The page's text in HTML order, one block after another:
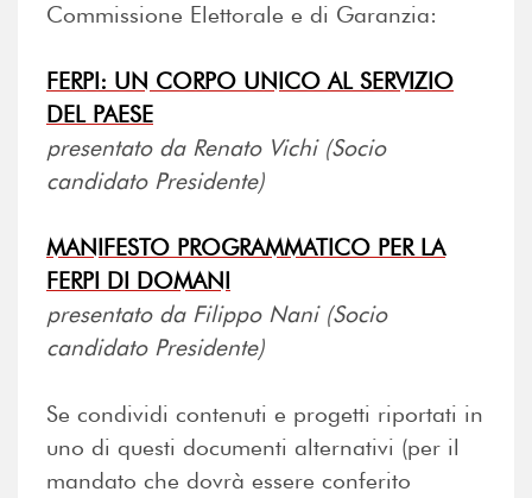
Commissione Elettorale e di Garanzia:
FERPI: UN CORPO UNICO AL SERVIZIO
DEL PAESE
presentato da Renato Vichi (Socio
candidato Presidente)
MANIFESTO PROGRAMMATICO PER LA
FERPI DI DOMANI
presentato da Filippo Nani (Socio
candidato Presidente)
Se condividi contenuti e progetti riportati in
uno di questi documenti alternativi (per il
mandato che dovrà essere conferito